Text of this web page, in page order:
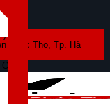
Phúc Thọ, Tp. Hà